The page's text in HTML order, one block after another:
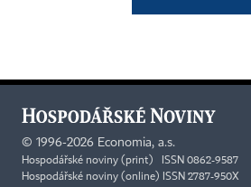
© 1996-2026 Economia, a.s.
Hospodářské noviny (print) ISSN 0862-9587
Hospodářské noviny (online) ISSN 2787-950X